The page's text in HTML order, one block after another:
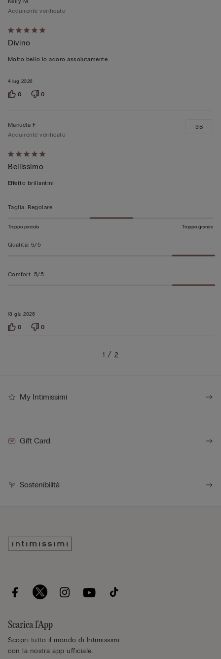
Valutato
5
su
4 lug 2026
Acquirente verificato
Divino
Molto bello lo adoro assolutamente
0 0
Valutato
5
su
18 giu 2026
Manuela F
Acquirente verificato
Bellissimo
Effetto brillantini
3B
Taglia: Regolare
Troppo piccola Troppo grande
Qualità: 5/5
Comfort: 5/5
0 0
1 2
My Intimissimi
Gift Card
Sostenibilità
Scarica l’App
Scopri tutto il mondo di Intimissimi
con la nostra app ufficiale.